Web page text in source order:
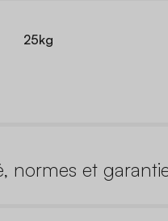
25kg
normes et